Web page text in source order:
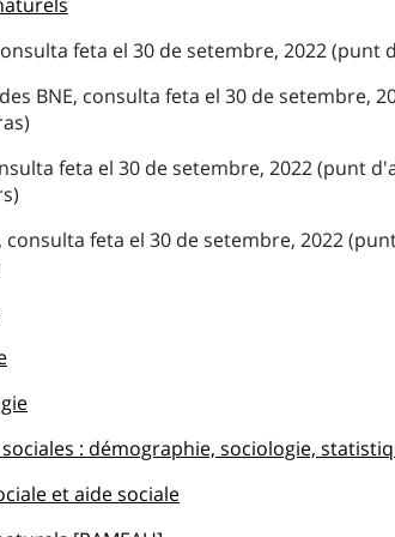
feta el 30 de setembre, 2022 (punt
BNE, consulta feta el 30 de setembre,
feta el 30 de setembre, 2022 (punt
consulta feta el 30 de setembre, 2022
sociales : démographie, sociologie,
et aide sociale